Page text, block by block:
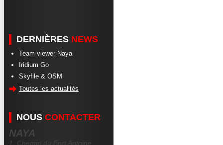
DERNIÈRES NEWS
Team viewer Naya
Iridium Go
Skyfile & OSM
Toutes les actualités
NOUS CONTACTER
NAYA
1, Chemin du Fort Antoine